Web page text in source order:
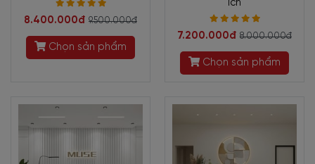
8.400.000đ 9.500.000đ
Chọn sản phẩm
Ích
7.200.000đ 8.000.000đ
Chọn sản phẩm